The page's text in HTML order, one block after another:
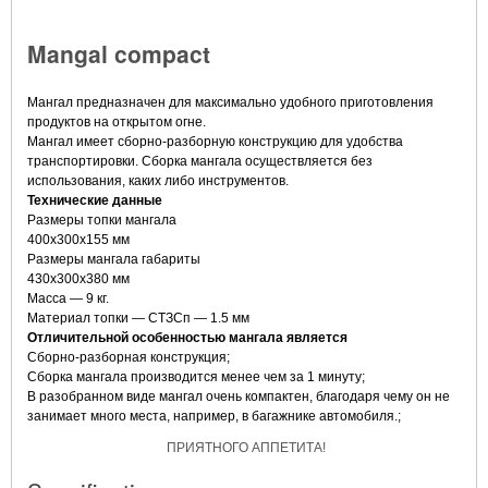
Mangal compact
Мангал предназначен для максимально удобного приготовления
продуктов на открытом огне.
Мангал имеет сборно-разборную конструкцию для удобства
транспортировки. Сборка мангала осуществляется без
использования, каких либо инструментов.
Технические данные
Размеры топки мангала
400х300х155 мм
Размеры мангала габариты
430х300х380 мм
Масса — 9 кг.
Материал топки — СТЗСп — 1.5 мм
Отличительной особенностью мангала является
Сборно-разборная конструкция;
Сборка мангала производится менее чем за 1 минуту;
В разобранном виде мангал очень компактен, благодаря чему он не
занимает много места, например, в багажнике автомобиля.;
ПРИЯТНОГО АППЕТИТА!
КЛЕЙ ДЛЯ ПЛИТКИ
СРЕДСТВА ПО УХОДУ ЗА ПОВЕРХНОСТЬЮ